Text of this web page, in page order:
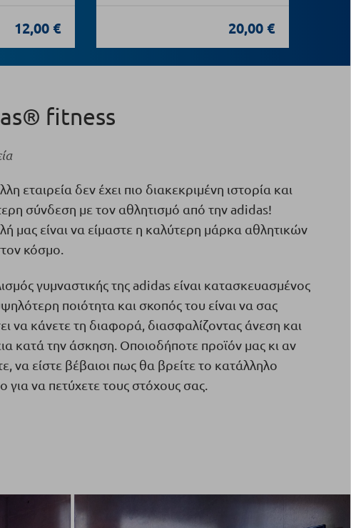
12,00 € 20,00 €
fitness
εταιρεία δεν έχει πιο διακεκριμένη ιστορία και
σύνδεση με τον αθλητισμό από την adidas!
μας είναι να είμαστε η καλύτερη μάρκα αθλητικών
κόσμο.
γυμναστικής της adidas είναι κατασκευασμένος
ποιότητα και σκοπός του είναι να σας
να κάνετε τη διαφορά, διασφαλίζοντας άνεση και
κατά την άσκηση. Οποιοδήποτε προϊόν μας κι αν
να είστε βέβαιοι πως θα βρείτε το κατάλληλο
για να πετύχετε τους στόχους σας.